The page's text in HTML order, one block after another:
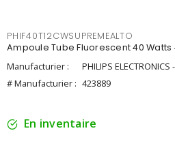
PHIF40T12CWSUPREMEALTO
Ampoule Tube Fluorescent 40 Watts
Manufacturier :
PHILIPS ELECTRONICS
# Manufacturier : 423889
En inventaire